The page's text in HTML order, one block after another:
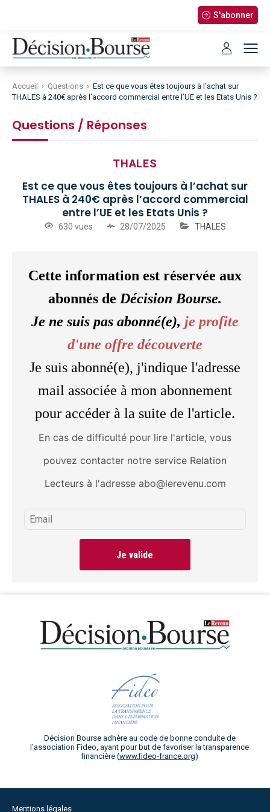
S'abonner
Accueil › Questions › Est ce que vous êtes toujours à l’achat sur
THALES à 240€ après l’accord commercial entre l’UE et les Etats Unis ?
Questions / Réponses
THALES
Est ce que vous êtes toujours à l’achat sur
THALES à 240€ après l’accord commercial
entre l’UE et les Etats Unis ?
630 vues 28/07/2025 THALES
Cette information est réservée aux
abonnés de Décision Bourse.
Je ne suis pas abonné(e), je profite
d'une offre découverte
Je suis abonné(e), j'indique l'adresse
mail associée à mon abonnement
pour accéder à la suite de l'article.
En cas de difficulté pour lire l'article, vous
pouvez contacter notre service Relation
Lecteurs à l'adresse abo@lerevenu.com
Je valide
Décision Bourse adhère au code de bonne conduite de
l’association Fideo, ayant pour but de favoriser la transparence
financière (www.fideo-france.org)
Mentions légales